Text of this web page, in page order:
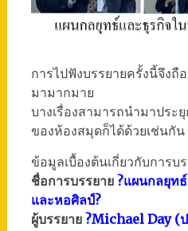
การไปฟังบรรยายครั้งนี้จึงถื
มามากมาย
บางเรื่องสามารถนำมาปร
ของห้องสมุดก็ได้ด้วยเช่นกัน
ข้อมูลเบื้องต้นเกี่ยวกับการบ
ชื่อการบรรยาย ?แผนกลยุท
และหอศิลป์?
ผู้บรรยาย ?Michael Day (